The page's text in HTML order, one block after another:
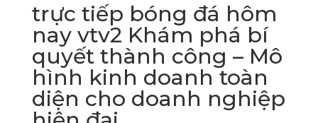
trực tiếp bóng đá hôm
nay vtv2 Khám phá bí
quyết thành công – Mô
hình kinh doanh toàn
diện cho doanh nghiệp